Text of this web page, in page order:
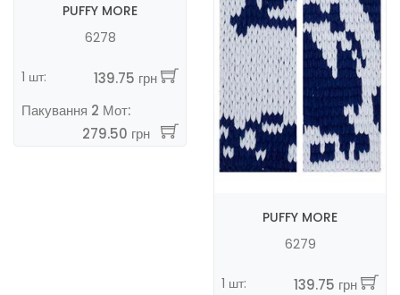
PUFFY MORE
6278
1 шт:
139.75 грн
Пакування 2 Мот:
279.50 грн
PUFFY MORE
6279
1 шт:
139.75 грн